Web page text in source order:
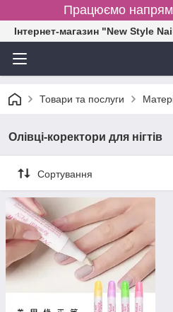
Працюємо
Інтернет-магазин "New Style
Товари та послуги
Олівці-коректори для нігтів
Сортування